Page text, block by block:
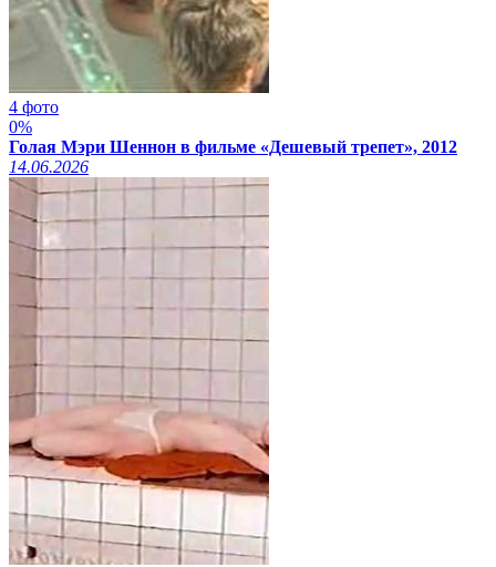
4 фото
0%
Голая Мэри Шеннон в фильме «Дешевый трепет», 2012
14.06.2026